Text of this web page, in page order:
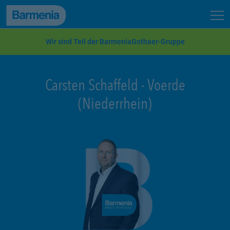
zum Seiteninhalt
Back to top
Wir sind Teil der BarmeniaGothaer-Gruppe
Carsten Schaffeld -Voerde
(Niederrhein)